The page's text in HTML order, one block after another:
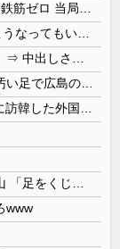
www